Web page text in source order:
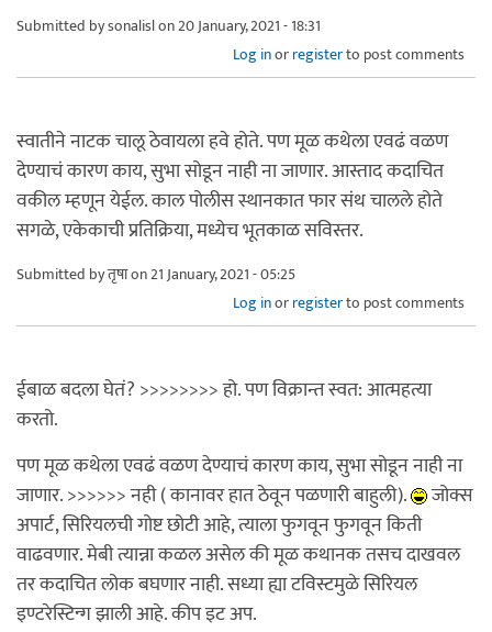
Submitted bysonalislon 20 January, 2021 - 18:31
Log inorregisterto post comments
स्वातीने नाटक चालू ठेवायला हवे होते. पण मूळ कथेला एवढं वळण
देण्याचं कारण काय, सुभा सोडून नाही ना जाणार. आस्ताद कदाचित
वकील म्हणून येईल. काल पोलीस स्थानकात फार संथ चालले होते
सगळे, एकेकाची प्रतिक्रिया, मध्येच भूतकाळ सविस्तर.
Submitted byतृषाon 21 January, 2021 - 05:25
Log inorregisterto post comments
ईबाळ बदला घेतं? >>>>>>>> हो. पण विक्रान्त स्वत: आत्महत्या
करतो.
पण मूळ कथेला एवढं वळण देण्याचं कारण काय, सुभा सोडून नाही ना
जाणार. >>>>>> नही ( कानावर हात ठेवून पळणारी बाहुली).
जोक्स
अपार्ट, सिरियलची गोष्ट छोटी आहे, त्याला फुगवून फुगवून किती
वाढवणार. मेबी त्यान्ना कळल असेल की मूळ कथानक तसच दाखवल
तर कदाचित लोक बघणार नाही. सध्या ह्या टविस्टमुळे सिरियल
इण्टरेस्टिन्ग झाली आहे. कीप इट अप.